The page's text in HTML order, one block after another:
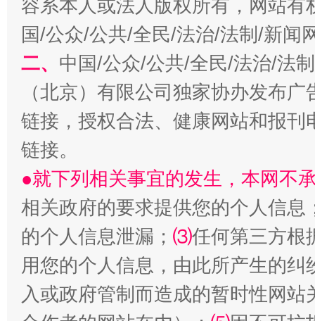
揭开“小金库”的免责幌子
受贿1.44亿！段成刚被判无期 从幼
容系本人或法人版权所有，网站
国/公众/公共/全民/法治/法制/新闻
二、 中国/公众/公共/全民/法治/法
（北京）有限公司独家协办发布
链接，授权合法、健康网站和报
链接。
●就下列相关事宜的发生，本网不
相关政府的要求提供您的个人信息
的个人信息泄漏； ⑶任何第三方根
用您的个人信息，由此所产生的纠
入或政府管制而造成的暂时性网